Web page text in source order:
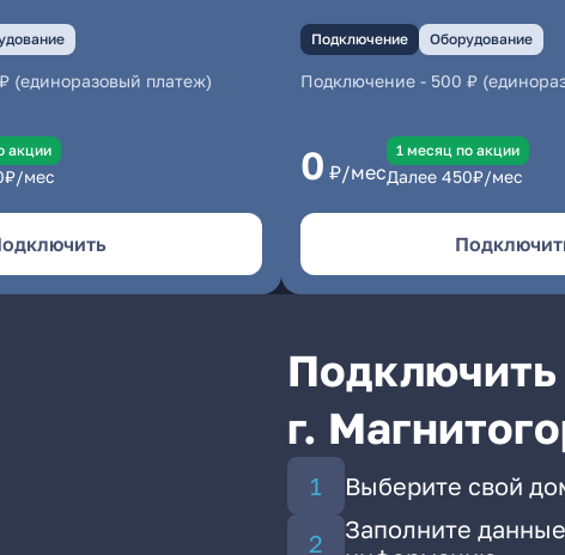
(единоразовый платеж)
акции
₽/мес
Подключение Оборудование
Подключение- 500 ₽
0 ₽/мес
1 месяц по акции
Далее 450₽/мес
Подключить
г.
Выберите свой
Заполните